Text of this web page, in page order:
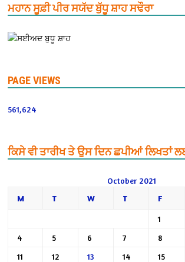
ਮਹਾਨ ਸੂਫ਼ੀ ਪੀਰ ਸਯੱਦ ਬੁੱਧੂ ਸ਼ਾਹ ਸਢੌਰਾ
PAGE VIEWS
561,624
ਕਿਸੇ ਵੀ ਤਾਰੀਖ ਤੇ ਉਸ ਦਿਨ ਛਪੀਆਂ ਲਿਖਤਾਂ
October 2021
M
T W T F
1
4
5 6 7 8
11
12 13 14 15